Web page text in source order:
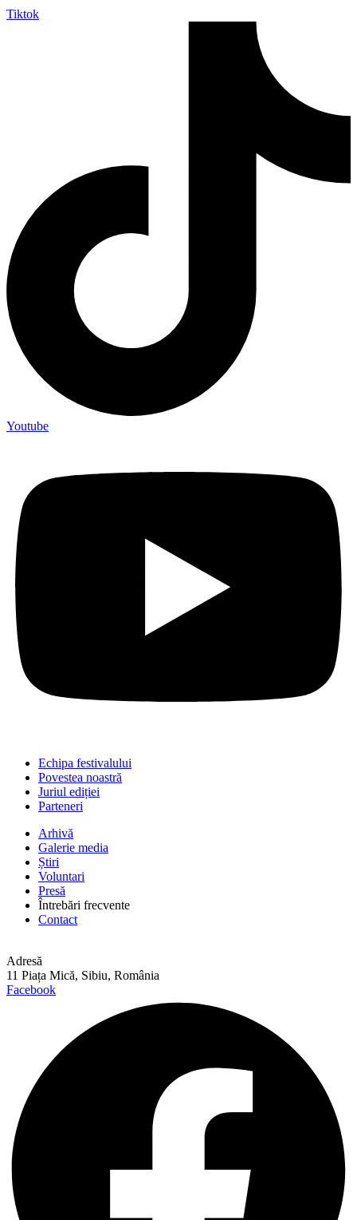
Tiktok
Youtube
Echipa festivalului
Povestea noastră
Juriul ediției
Parteneri
Arhivă
Galerie media
Știri
Voluntari
Presă
Întrebări frecvente
Contact
Adresă
11 Piața Mică, Sibiu, România
Facebook